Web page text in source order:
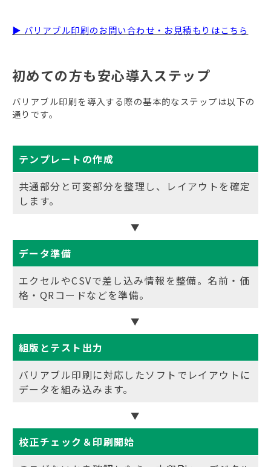
▶ バリアブル印刷のお問い合わせ・お見積もりはこちら
初めての方も安心導入ステップ
バリアブル印刷を導入する際の基本的なステップは以下の
通りです。
テンプレートの作成
共通部分と可変部分を整理し、レイアウトを確定
します。
▼
データ準備
エクセルやCSVで差し込み情報を整備。名前・価
格・QRコードなどを準備。
▼
組版とテスト出力
バリアブル印刷に対応したソフトでレイアウトに
データを組み込みます。
▼
校正チェック＆印刷開始